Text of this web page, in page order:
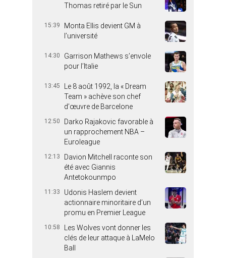
Thomas retiré par le Sun
15:39
Monta Ellis devient GM à
l’université
14:30
Garrison Mathews s’envole
pour l’Italie
13:45
Le 8 août 1992, la « Dream
Team » achève son chef
d’œuvre de Barcelone
12:50
Darko Rajakovic favorable à
un rapprochement NBA –
Euroleague
12:13
Davion Mitchell raconte son
été avec Giannis
Antetokounmpo
11:33
Udonis Haslem devient
actionnaire minoritaire d’un
promu en Premier League
10:58
Les Wolves vont donner les
clés de leur attaque à LaMelo
Ball